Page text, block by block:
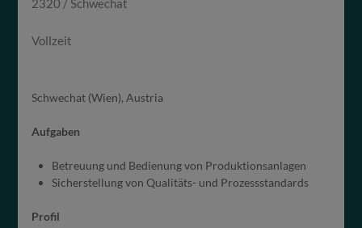
2320 / Schwechat
Vollzeit
Schwechat (Wien), Austria
Aufgaben
Betreuung und Bedienung von Produktionsanlagen
Sicherstellung von Qualitäts- und Prozessstandards
Profil